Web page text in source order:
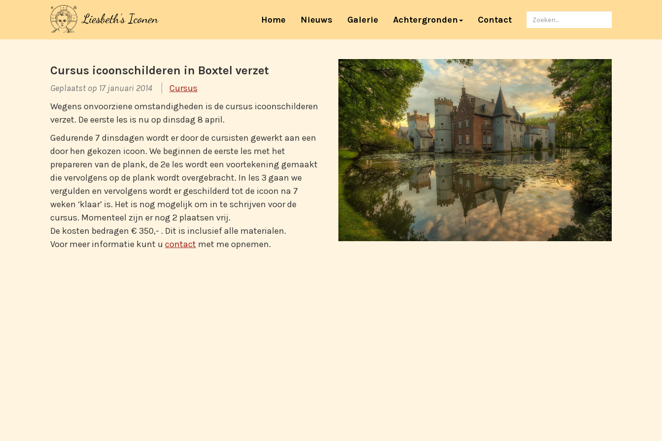
Home (current)
Nieuws Galerie Achtergronden Contact
Zoeken
naar
Cursus icoonschilderen in Boxtel verzet
Geplaatst op 17 januari 2014
Cursus
Wegens onvoorziene omstandigheden is de cursus icoonschilderen
verzet. De eerste les is nu op dinsdag 8 april.
Gedurende 7 dinsdagen wordt er door de cursisten gewerkt aan een
door hen gekozen icoon. We beginnen de eerste les met het
prepareren van de plank, de 2e les wordt een voortekening gemaakt
die vervolgens op de plank wordt overgebracht. In les 3 gaan we
vergulden en vervolgens wordt er geschilderd tot de icoon na 7
weken ‘klaar’ is. Het is nog mogelijk om in te schrijven voor de
cursus. Momenteel zijn er nog 2 plaatsen vrij.
De kosten bedragen € 350,- . Dit is inclusief alle materialen.
Voor meer informatie kunt u contact met me opnemen.